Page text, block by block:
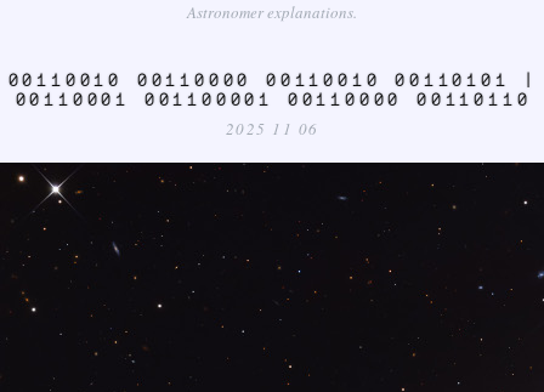
Astronomer explanations.
00110010 00110000 00110010 00110101 |
00110001 001100001 00110000 00110110
2025 11 06